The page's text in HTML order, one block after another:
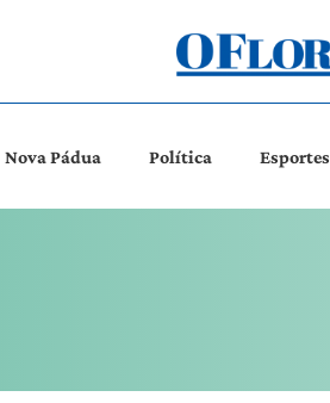
Nova Pádua Política Esportes